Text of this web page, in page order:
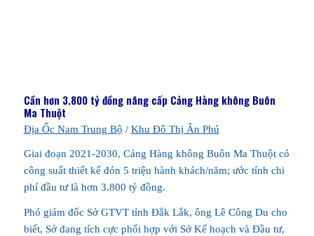
Cần hơn 3.800 tỷ đồng nâng cấp Cảng Hàng không Buôn
Ma Thuột
Địa Ốc Nam Trung Bộ / Khu Đô Thị Ân Phú
Giai đoạn 2021-2030, Cảng Hàng không Buôn Ma Thuột có
công suất thiết kế đón 5 triệu hành khách/năm; ước tính chi
phí đầu tư là hơn 3.800 tỷ đồng.
Phó giám đốc Sở GTVT tỉnh Đắk Lắk, ông Lê Công Du cho
biết, Sở đang tích cực phối hợp với Sở Kế hoạch và Đầu tư,